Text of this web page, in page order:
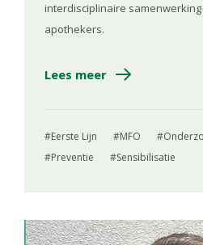
interdisciplinaire
apothekers.
Lees meer
Eerste Lijn MFO
Preventie
Sensibilisatie
Image